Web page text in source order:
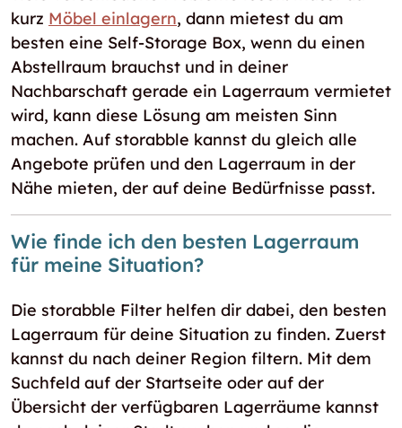
kurz Möbel einlagern, dann mietest du am
besten eine Self-Storage Box, wenn du einen
Abstellraum brauchst und in deiner
Nachbarschaft gerade ein Lagerraum vermietet
wird, kann diese Lösung am meisten Sinn
machen. Auf storabble kannst du gleich alle
Angebote prüfen und den Lagerraum in der
Nähe mieten, der auf deine Bedürfnisse passt.
Wie finde ich den besten Lagerraum
für meine Situation?
Die storabble Filter helfen dir dabei, den besten
Lagerraum für deine Situation zu finden. Zuerst
kannst du nach deiner Region filtern. Mit dem
Suchfeld auf der Startseite oder auf der
Übersicht der verfügbaren Lagerräume kannst